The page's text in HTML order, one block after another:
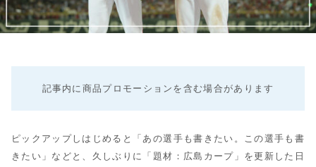
記事内に商品プロモーションを含む場合があります
ピックアップしはじめると「あの選手も書きたい。この選手も書
きたい」などと、久しぶりに「題材：広島カープ」を更新した日